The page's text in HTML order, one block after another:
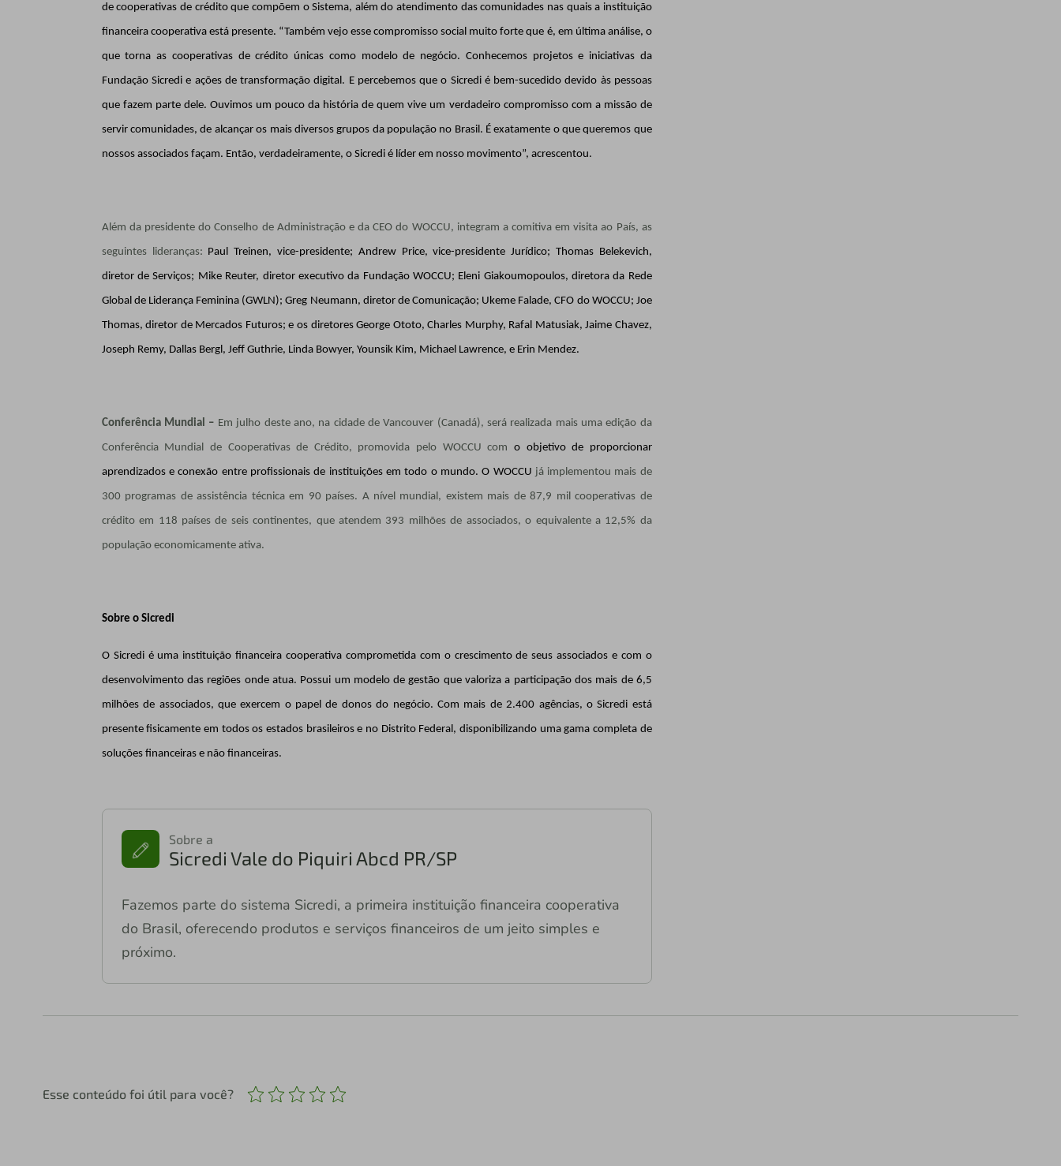
de cooperativas de crédito que compõem o Sistema, além do atendimento das comunidades nas quais a instituição
financeira cooperativa está presente. “Também vejo esse compromisso social muito forte que é, em última análise, o
que torna as cooperativas de crédito únicas como modelo de negócio. Conhecemos projetos e iniciativas da
Fundação Sicredi e ações de transformação digital. E percebemos que o Sicredi é bem-sucedido devido às pessoas
que fazem parte dele. Ouvimos um pouco da história de quem vive um verdadeiro compromisso com a missão de
servir comunidades, de alcançar os mais diversos grupos da população no Brasil. É exatamente o que queremos que
nossos associados façam. Então, verdadeiramente, o Sicredi é líder em nosso movimento”, acrescentou.
Além da presidente do Conselho de Administração e da CEO do WOCCU, integram a comitiva em visita ao País, as
seguintes lideranças: Paul Treinen, vice-presidente; Andrew Price, vice-presidente Jurídico; Thomas Belekevich,
diretor de Serviços; Mike Reuter, diretor executivo da Fundação WOCCU; Eleni Giakoumopoulos, diretora da Rede
Global de Liderança Feminina (GWLN); Greg Neumann, diretor de Comunicação; Ukeme Falade, CFO do WOCCU; Joe
Thomas, diretor de Mercados Futuros; e os diretores George Ototo, Charles Murphy, Rafal Matusiak, Jaime Chavez,
Joseph Remy, Dallas Bergl, Jeff Guthrie, Linda Bowyer, Younsik Kim, Michael Lawrence, e Erin Mendez.
Conferência Mundial – Em julho deste ano, na cidade de Vancouver (Canadá), será realizada mais uma edição da
Conferência Mundial de Cooperativas de Crédito, promovida pelo WOCCU com o objetivo de proporcionar
aprendizados e conexão entre profissionais de instituições em todo o mundo. O WOCCU já implementou mais de
300 programas de assistência técnica em 90 países. A nível mundial, existem mais de 87,9 mil cooperativas de
crédito em 118 países de seis continentes, que atendem 393 milhões de associados, o equivalente a 12,5% da
população economicamente ativa.
Sobre o Sicredi
O Sicredi é uma instituição financeira cooperativa comprometida com o crescimento de seus associados e com o
desenvolvimento das regiões onde atua. Possui um modelo de gestão que valoriza a participação dos mais de 6,5
milhões de associados, que exercem o papel de donos do negócio. Com mais de 2.400 agências, o Sicredi está
presente fisicamente em todos os estados brasileiros e no Distrito Federal, disponibilizando uma gama completa de
soluções financeiras e não financeiras.
Sobre a
Sicredi Vale do Piquiri Abcd PR/SP
Fazemos parte do sistema Sicredi, a primeira instituição financeira cooperativa
do Brasil, oferecendo produtos e serviços financeiros de um jeito simples e
próximo.
Esse conteúdo foi útil para você?